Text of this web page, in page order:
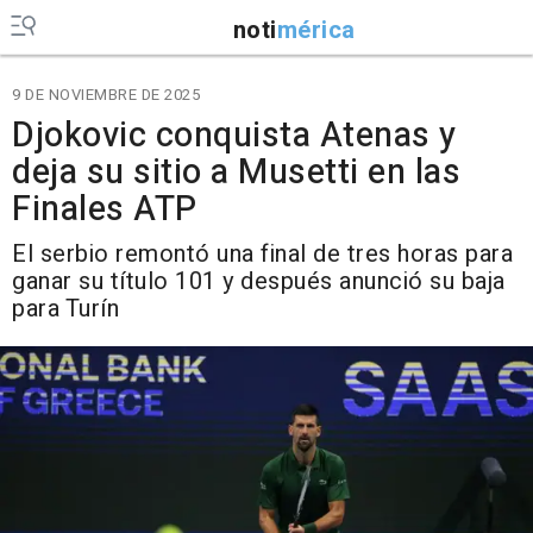
notimérica
9 DE NOVIEMBRE DE 2025
Djokovic conquista Atenas y
deja su sitio a Musetti en las
Finales ATP
El serbio remontó una final de tres horas para
ganar su título 101 y después anunció su baja
para Turín